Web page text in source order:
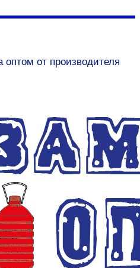
от производителя